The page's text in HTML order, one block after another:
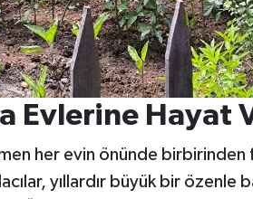
Evlerine Hayat
her evin önünde birbirinden
yıllardır büyük bir özenle